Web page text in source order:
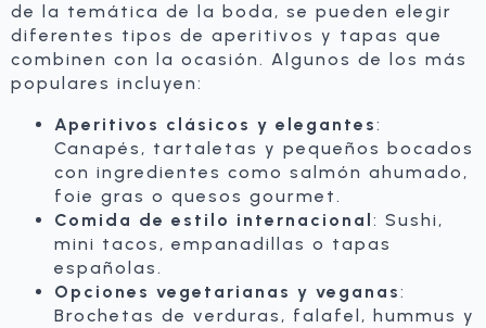
de la temática de la boda, se pueden elegir
diferentes tipos de aperitivos y tapas que
combinen con la ocasión. Algunos de los más
populares incluyen:
Aperitivos clásicos y elegantes:
Canapés, tartaletas y pequeños bocados
con ingredientes como salmón ahumado,
foie gras o quesos gourmet.
Comida de estilo internacional: Sushi,
mini tacos, empanadillas o tapas
españolas.
Opciones vegetarianas y veganas:
Brochetas de verduras, falafel, hummus y